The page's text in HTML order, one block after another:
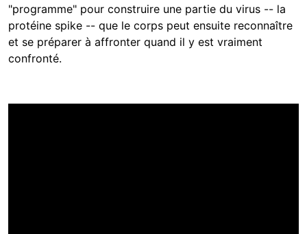
"programme" pour construire une partie du virus -- la
protéine spike -- que le corps peut ensuite reconnaître
et se préparer à affronter quand il y est vraiment
confronté.